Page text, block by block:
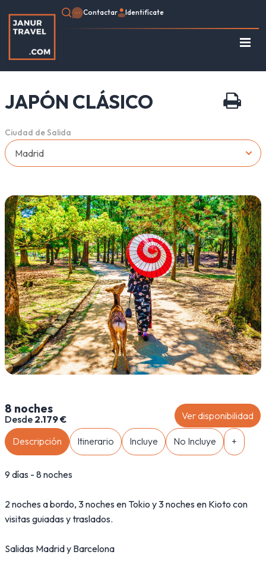
Contactar Identifícate
Inicio
Marruecos
Asia
Europa
Tipo de viaje
JAPÓN CLÁSICO
Ciudad de Salida
Descripción Itinerario Incluye No Incluye +
9 días - 8 noches
2 noches a bordo, 3 noches en Tokio y 3 noches en Kioto con
visitas guiadas y traslados.
Salidas Madrid y Barcelona
8 noches
Desde 2.179 € Ver disponibilidad